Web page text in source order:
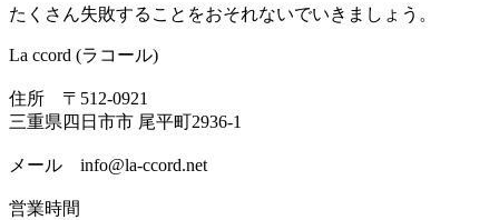
たくさん失敗することをおそれないでいきましょう。
La ccord (ラコール)
住所 〒512-0921
三重県四日市市 尾平町2936-1
メール info@la-ccord.net
営業時間